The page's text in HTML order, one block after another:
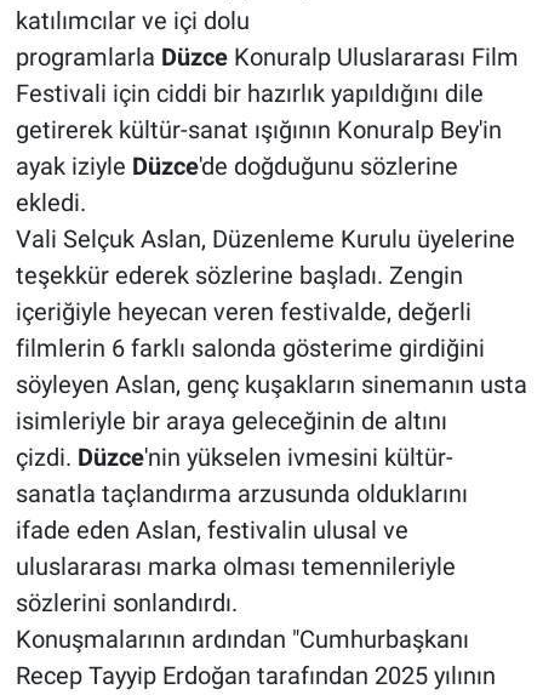
katılımcılar ve içi dolu
programlarla DüzceKonuralp Uluslararası Film
Festivali için ciddi bir hazırlık yapıldığını dile
getirerek kültür-sanat ışığının Konuralp Bey'in
ayak iziyle Düzce'de doğduğunu sözlerine
ekledi.
Vali Selçuk Aslan, Düzenleme Kurulu üyelerine
teşekkür ederek sözlerine başladı. Zengin
içeriğiyle heyecan veren festivalde, değerli
filmlerin 6 farklı salonda gösterime girdiğini
söyleyen Aslan, genç kuşakların sinemanın usta
isimleriyle bir araya geleceğinin de altını
çizdi. Düzce'nin yükselen ivmesini kültür-
sanatla taçlandırma arzusunda olduklarını
ifade eden Aslan, festivalin ulusal ve
uluslararası marka olması temennileriyle
sözlerini sonlandırdı.
Konuşmalarının ardından "Cumhurbaşkanı
Recep Tayyip Erdoğan tarafından 2025 yılının